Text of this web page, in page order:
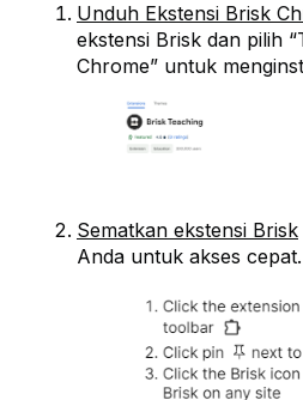
Unduh Ekstensi Brisk
ekstensi Brisk dan pilih
Chrome” untuk
Sematkan ekstensi Brisk
Anda untuk akses